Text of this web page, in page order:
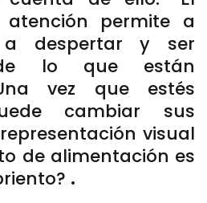
permite a
despertar y ser
de lo que están
vez que estés
cambiar sus
visual
de alimentación es
.